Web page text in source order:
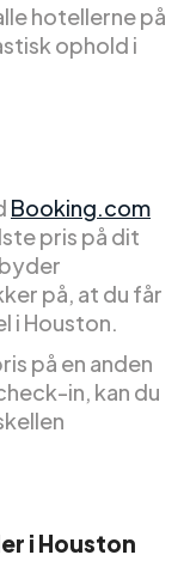
hotellerne på
ophold i
Booking.com
pris på dit
på, at du får
i Houston.
på en anden
in, kan du
i Houston